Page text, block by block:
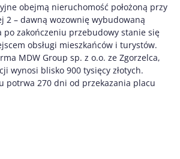
obejmą nieruchomość położoną przy
2 – dawną wozownię wybudowaną
po zakończeniu przebudowy stanie się
obsługi mieszkańców i turystów.
MDW Group sp. z o.o. ze Zgorzelca,
wynosi blisko 900 tysięcy złotych.
potrwa 270 dni od przekazania placu